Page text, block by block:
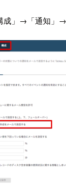
成」→「通知」